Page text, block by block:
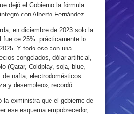
dejó el Gobierno la fórmula
con Alberto Fernández.
en diciembre de 2023 solo la
fue de 25%: prácticamente lo
Y todo eso con una
congelados, dólar artificial,
(Qatar, Coldplay, soja, blue,
de nafta, electrodomésticos
y desempleo», recordó.
la exministra que el gobierno de
ese esquema empobrecedor,